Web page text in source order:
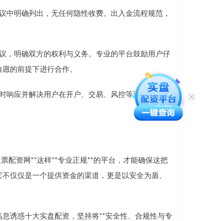
明确列出，无任何隐性收费。出入金流程规范，
，明确双方的权利与义务。专业的平台鼓励用户仔
的前提下进行合作。
响应并解决用户在开户、交易、风控等环节遇到的
配资网**这样**专业正规**的平台，才能确保这把
仅仅是一个提供资金的渠道，更是以安全为盾、
诱惑十大实盘配资，坚持将**安全性、合规性与专